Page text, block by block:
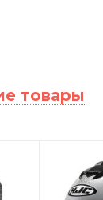
товары